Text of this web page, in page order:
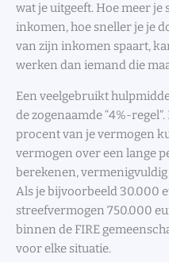
wat je uitgeeft. Hoe meer je
inkomen, hoe sneller je je
van zijn inkomen spaart,
werken dan iemand die
Een veelgebruikt
de zogenaamde “4%-
procent van je vermogen
vermogen over een lange
berekenen,
Als je bijvoorbeeld 30.000
streefvermogen 750.000
binnen de FIRE
voor elke situatie.